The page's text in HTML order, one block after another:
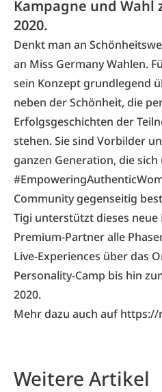
Kampagne und Wahl
2020.
Denkt man an
an Miss Germany Wahlen.
sein Konzept grundlegend
neben der Schönheit, die
Erfolgsgeschichten der
stehen. Sie sind Vorbilder
ganzen Generation, die
Community gegenseitig
Tigi unterstützt dieses
Premium-Partner alle
Live-Experiences über das
Personality-Camp bis hin
2020.
Mehr dazu auch aufhttps://
Weitere Artikel